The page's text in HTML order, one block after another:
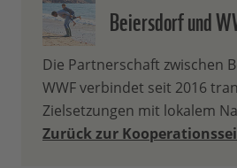
Beiersdorf und
Die Partnerschaft zwischen
WWF verbindet seit 2016
Zielsetzungen mit lokalem
Zurück zur